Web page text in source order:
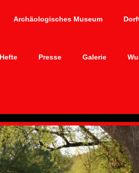
Archäologisches Museum
Presse Galerie